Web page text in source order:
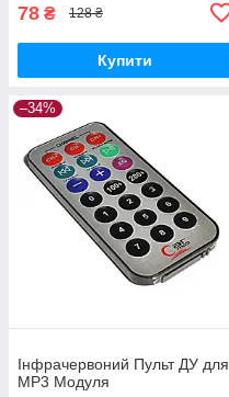
78 ₴ 128 ₴
Купити
–34%
Інфрачервоний Пульт ДУ для
MP3 Модуля